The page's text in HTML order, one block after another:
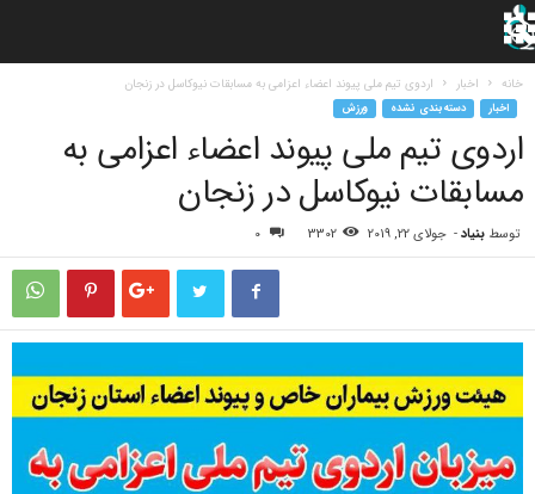
خانه اخبار اردوی تیم ملی پیوند اعضاء اعزامی به مسابقات نیوکاسل در زنجان
اخبار دسته‌بندی نشده ورزش
اردوی تیم ملی پیوند اعضاء اعزامی به
مسابقات نیوکاسل در زنجان
توسط بنیاد- جولای 22, 2019 3302
0